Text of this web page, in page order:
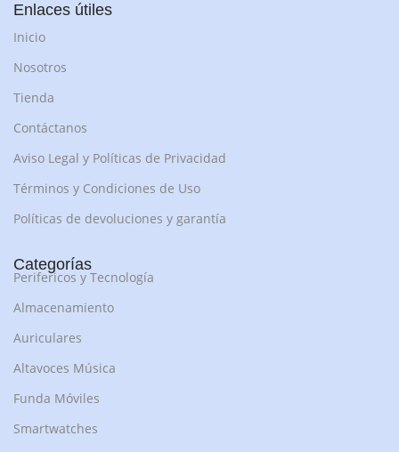
Enlaces útiles
Inicio
Nosotros
Tienda
Contáctanos
Aviso Legal y Políticas de Privacidad
Términos y Condiciones de Uso
Políticas de devoluciones y garantía
Categorías
Perifericos y Tecnología
Almacenamiento
Auriculares
Altavoces Música
Funda Móviles
Smartwatches